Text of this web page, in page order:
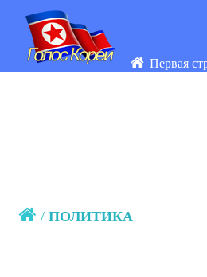
Первая
/ПОЛИТИКА